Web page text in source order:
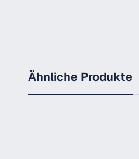
Ähnliche Produkte